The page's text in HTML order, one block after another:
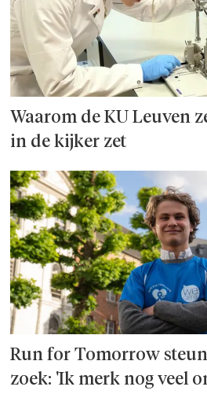
Waarom de KU Leuven
in de kijker zet
Run for Tomorrow
zoek: 'Ik merk nog veel